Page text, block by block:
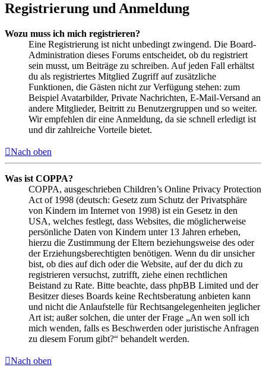
Registrierung und Anmeldung
Wozu muss ich mich registrieren?
Eine Registrierung ist nicht unbedingt zwingend. Die Board-
Administration dieses Forums entscheidet, ob du registriert
sein musst, um Beiträge zu schreiben. Auf jeden Fall erhältst
du als registriertes Mitglied Zugriff auf zusätzliche
Funktionen, die Gästen nicht zur Verfügung stehen: zum
Beispiel Avatarbilder, Private Nachrichten, E-Mail-Versand an
andere Mitglieder, Beitritt zu Benutzergruppen und so weiter.
Wir empfehlen dir eine Anmeldung, da sie schnell erledigt ist
und dir zahlreiche Vorteile bietet.
Nach oben
Was ist COPPA?
COPPA, ausgeschrieben Children’s Online Privacy Protection
Act of 1998 (deutsch: Gesetz zum Schutz der Privatsphäre
von Kindern im Internet von 1998) ist ein Gesetz in den
USA, welches festlegt, dass Websites, die möglicherweise
persönliche Daten von Kindern unter 13 Jahren erheben,
hierzu die Zustimmung der Eltern beziehungsweise des oder
der Erziehungsberechtigten benötigen. Wenn du dir unsicher
bist, ob dies auf dich oder die Website, auf der du dich zu
registrieren versuchst, zutrifft, ziehe einen rechtlichen
Beistand zu Rate. Bitte beachte, dass phpBB Limited und der
Besitzer dieses Boards keine Rechtsberatung anbieten kann
und nicht die Anlaufstelle für Rechtsangelegenheiten jeglicher
Art ist; außer solchen, die unter der Frage „An wen soll ich
mich wenden, falls es Beschwerden oder juristische Anfragen
zu diesem Forum gibt?“ behandelt werden.
Nach oben